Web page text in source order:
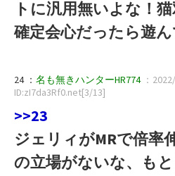
トに汎用無いよな！
確定会心だったら遊
24 ： 名も無きハンターHR774 ：
ID:zI7da3Rf0.net[3/13]
>>23
ジェリィがMRで倍率
の立場がないな、も